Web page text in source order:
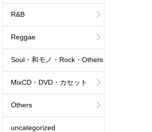
R&B
Reggae
Soul・和モノ・Rock・Others
MixCD・DVD・カセット
Others
uncategorized